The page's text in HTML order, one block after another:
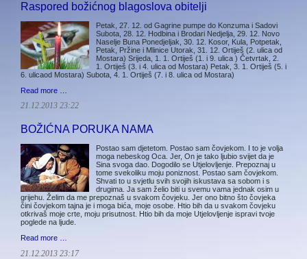
Raspored božićnog blagoslova obitelji
Petak, 27. 12. od Gagrine pumpe do Konzuma i Sadovi
Subota, 28. 12. Hodbina i Brodari Nedjelja, 29. 12. Novo
Naselje Buna Ponedjeljak, 30. 12. Kosor, Kula, Potpetak,
Petak, Pržine i Mlinice Utorak, 31. 12. Ortiješ (2. ulica od
Mostara) Srijeda, 1. 1. Ortiješ (1. i 9. ulica ) Četvrtak, 2.
1. Ortiješ (3. i 4. ulica od Mostara) Petak, 3. 1. Ortiješ (5. i
6. ulicaod Mostara) Subota, 4. 1. Ortiješ (7. i 8. ulica od Mostara)
Read more …
21.12.2013 23:22
BOŽIĆNA PORUKA NAMA
Postao sam djetetom. Postao sam čovjekom. I to je volja
moga nebeskog Oca. Jer, On je tako ljubio svijet da je
Sina svoga dao. Dogodilo se Utjelovljenje. Prepoznaj u
tome svekoliku moju poniznost. Postao sam čovjekom.
Shvati to u svjetlu svih svojih iskustava sa sobom i s
drugima. Ja sam želio biti u svemu vama jednak osim u
grijehu. Želim da me prepoznaš u svakom čovjeku. Jer ono bitno što čovjeka
čini čovjekom tajna je i moga bića, moje osobe. Htio bih da u svakom čovjeku
otkrivaš moje crte, moju prisutnost. Htio bih da moje Utjelovljenje ispravi tvoje
poglede na ljude.
Read more …
21.12.2013 23:17